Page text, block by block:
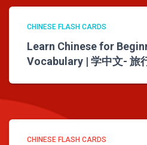
CHINESE FLASH CARDS
Learn Chinese for
Vocabulary | 学中文- 旅
CHINESE FLASH CARDS